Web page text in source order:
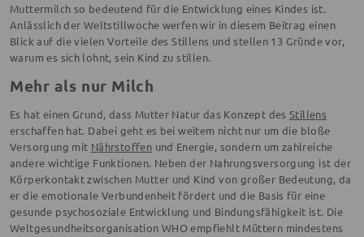
Muttermilch so bedeutend für die Entwicklung eines Kindes ist.
Anlässlich der Weltstillwoche werfen wir in diesem Beitrag einen
Blick auf die vielen Vorteile des Stillens und stellen 13 Gründe vor,
warum es sich lohnt, sein Kind zu stillen.
Mehr als nur Milch
Es hat einen Grund, dass Mutter Natur das Konzept desStillens
erschaffen hat. Dabei geht es bei weitem nicht nur um die bloße
Versorgung mit Nährstoffen und Energie, sondern um zahlreiche
andere wichtige Funktionen. Neben der Nahrungsversorgung ist der
Körperkontakt zwischen Mutter und Kind von großer Bedeutung, da
er die emotionale Verbundenheit fördert und die Basis für eine
gesunde psychosoziale Entwicklung und Bindungsfähigkeit ist. Die
Weltgesundheitsorganisation WHO empfiehlt Müttern mindestens